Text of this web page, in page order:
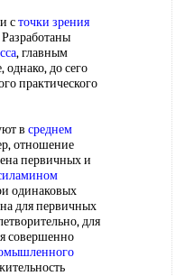
сточки зрения
, главным
однако, до сего
практического
в среднем
отношение
первичных и
одинаковых
для первичных
для
совершенно